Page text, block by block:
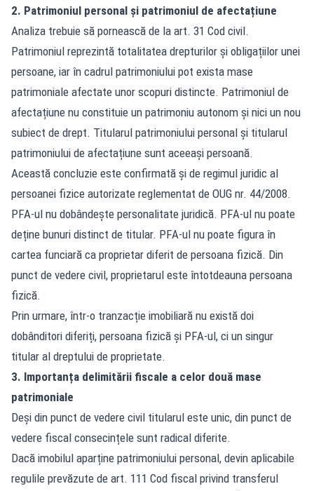
2. Patrimoniul personal și patrimoniul de afectațiune
Analiza trebuie să pornească de la art. 31 Cod civil.
Patrimoniul reprezintă totalitatea drepturilor și obligațiilor unei
persoane, iar în cadrul patrimoniului pot exista mase
patrimoniale afectate unor scopuri distincte. Patrimoniul de
afectațiune nu constituie un patrimoniu autonom și nici un nou
subiect de drept. Titularul patrimoniului personal și titularul
patrimoniului de afectațiune sunt aceeași persoană.
Această concluzie este confirmată și de regimul juridic al
persoanei fizice autorizate reglementat de OUG nr. 44/2008.
PFA-ul nu dobândește personalitate juridică. PFA-ul nu poate
deține bunuri distinct de titular. PFA-ul nu poate figura în
cartea funciară ca proprietar diferit de persoana fizică. Din
punct de vedere civil, proprietarul este întotdeauna persoana
fizică.
Prin urmare, într-o tranzacție imobiliară nu există doi
dobânditori diferiți, persoana fizică și PFA-ul, ci un singur
titular al dreptului de proprietate.
3. Importanța delimitării fiscale a celor două mase
patrimoniale
Deși din punct de vedere civil titularul este unic, din punct de
vedere fiscal consecințele sunt radical diferite.
Dacă imobilul aparține patrimoniului personal, devin aplicabile
regulile prevăzute de art. 111 Cod fiscal privind transferul